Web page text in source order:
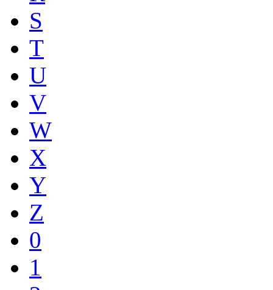
S
T
U
V
W
X
Y
Z
0
1